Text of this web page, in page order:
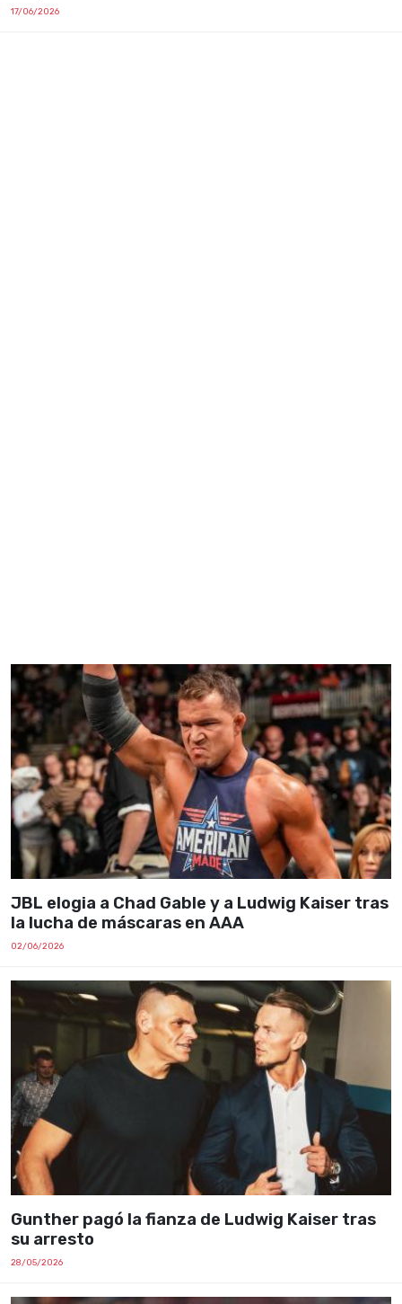
17/06/2026
JBL elogia a Chad Gable y a Ludwig Kaiser tras
la lucha de máscaras en AAA
02/06/2026
Gunther pagó la fianza de Ludwig Kaiser tras
su arresto
28/05/2026